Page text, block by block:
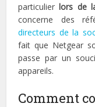
particulierlors de
concerne des
directeurs de la
fait que Netgear
passe par un
appareils.
Comment